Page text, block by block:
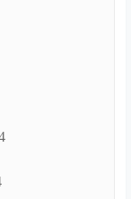
制作&如何筛
件、线下选
品.mp4
竞品店铺选